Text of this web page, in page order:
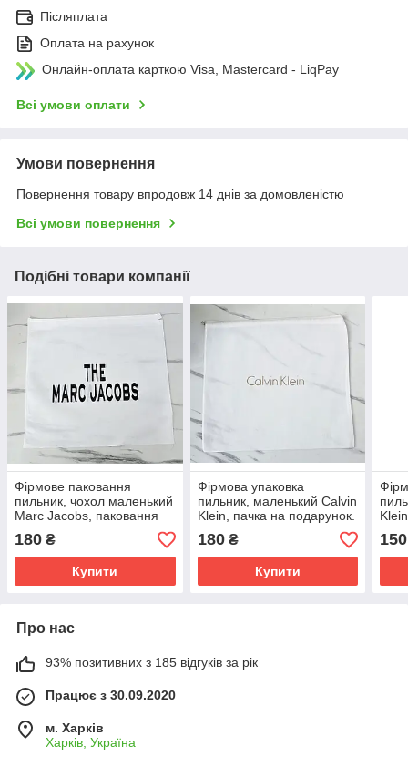
Післяплата
Оплата на рахунок
Онлайн-оплата карткою Visa, Mastercard - LiqPay
Всі умови оплати
Умови повернення
Повернення товару впродовж 14 днів за домовленістю
Всі умови повернення
Подібні товари компанії
Фірмове паковання
пильник, чохол маленький
Marc Jacobs, паковання
на подарунок.
Подарункова брендова
упаковка
180 ₴
Купити
Фірмова упаковка
пильник, маленький Calvin
Klein, пачка на подарунок.
Подарункове брендове
паковання
180₴
Купити
150
Про нас
93% позитивних з 185 відгуків за рік
Працює з 30.09.2020
м. Харків
Харків, Україна